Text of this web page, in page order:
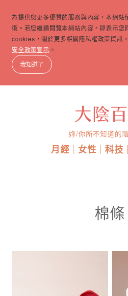
為提供您更多優質的服務與內容，本網
術。若您繼續閱覽本網站內容，即表示您
cookies，關於更多相關隱私權政策資訊
安全政策宣示 。
我知道了
妳/你所不知道的
月經 女性 科技
棉條